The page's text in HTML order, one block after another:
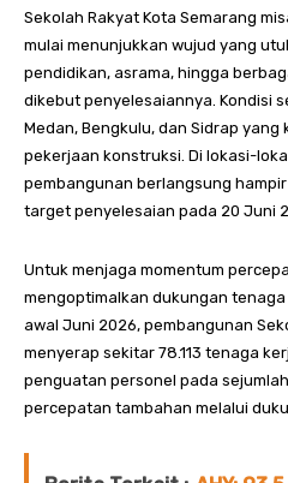
Sekolah Rakyat Kota Semarang
mulai menunjukkan wujud yang
pendidikan, asrama, hingga
dikebut penyelesaiannya. Kondisi
Medan, Bengkulu, dan Sidrap
pekerjaan konstruksi. Di lokasi-
pembangunan berlangsung
target penyelesaian pada 20 Juni
Untuk menjaga momentum
mengoptimalkan dukungan
awal Juni 2026, pembangunan
menyerap sekitar 78.113 tenaga
penguatan personel pada
percepatan tambahan melalui